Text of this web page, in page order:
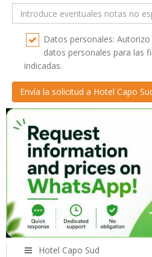
Datos personales:
datos personales para las
indicadas.
Hotel Capo Sud